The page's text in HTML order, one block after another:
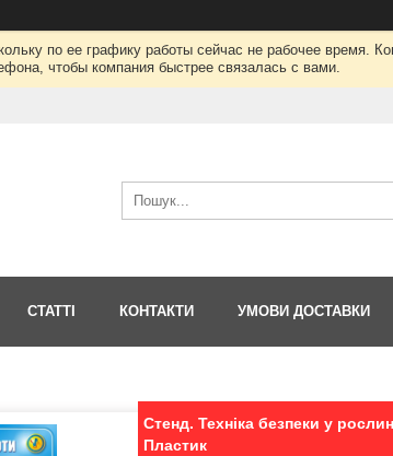
по ее графику работы сейчас не рабочее время.
чтобы компания быстрее связалась с вами.
СТАТТІ КОНТАКТИ УМОВИ ДОСТАВКИ
Стенд. Техніка безпеки у
Пластик